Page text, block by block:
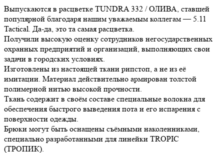
Выпускаются в расцветке TUNDRA 332 / ОЛИВА, ставшей
популярной благодаря нашим уважаемым коллегам — 5.11
Tactical. Да-да, это та самая расцветка.
Получили высокую оценку сотрудников негосударственных
охранных предприятий и организаций, выполняющих свои
задачи в городских условиях.
Изготовлены из настоящей ткани рипстоп, а не из её
имитации. Материал действительно армирован толстой
полимерной нитью высокой прочности.
Ткань содержит в своём составе специальные волокна для
обеспечения быстрого выведения пота и его испарения с
поверхности одежды.
Брюки могут быть оснащены съёмными наколенниками,
специально разработанными для линейки TROPIC
(ТРОПИК).